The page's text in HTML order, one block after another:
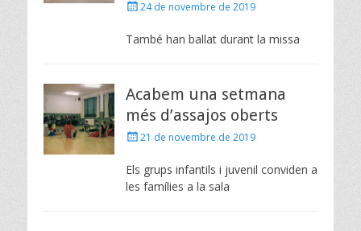
Posted
24 de novembre de 2019
També han ballat durant la missa
Acabem una setmana
més d’assajos oberts
Posted
21 de novembre de 2019
Els grups infantils i juvenil conviden a
les famílies a la sala